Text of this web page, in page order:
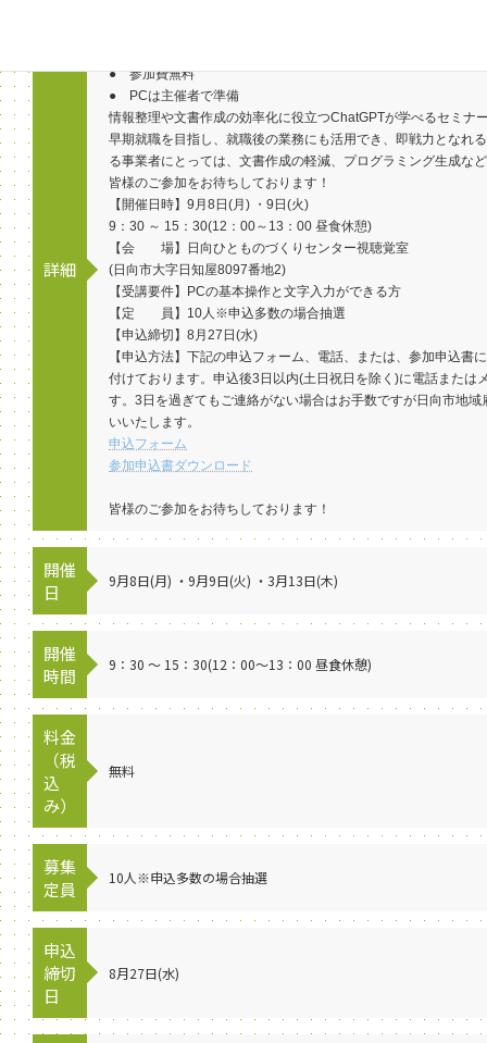
詳細
● 参加費無料
● PCは主催者で準備
情報整理や文書作成の効率化に役立つChatGPTが学べるセミナ
早期就職を目指し、就職後の業務にも活用でき、即戦力となれ
る事業者にとっては、文書作成の軽減、プログラミング生成な
皆様のご参加をお待ちしております！
【開催日時】9月8日(月) ・9日(火)
9：30 ～ 15：30(12：00～13：00 昼食休憩)
【会 場】日向ひとものづくりセンター視聴覚室
(日向市大字日知屋8097番地2)
【受講要件】PCの基本操作と文字入力ができる方
【定 員】10人※申込多数の場合抽選
【申込締切】8月27日(水)
【申込方法】下記の申込フォーム、電話、または、参加申込書
付けております。申込後3日以内(土日祝日を除く)に電話または
す。3日を過ぎてもご連絡がない場合はお手数ですが日向市地
いいたします。
申込フォーム
参加申込書ダウンロード
皆様のご参加をお待ちしております！
開催
日
9月8日(月) ・9月9日(火) ・3月13日(木)
開催
時間
9：30 ～ 15：30(12：00～13：00 昼食休憩)
料金
（税
込
み）
無料
募集
定員
10人※申込多数の場合抽選
申込
締切
日
8月27日(水)